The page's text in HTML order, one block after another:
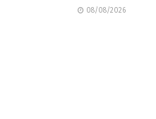
08/08/2026